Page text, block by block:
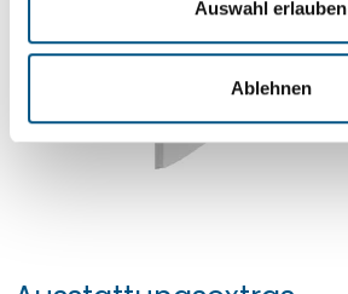
Auswahl erlauben
Ablehnen